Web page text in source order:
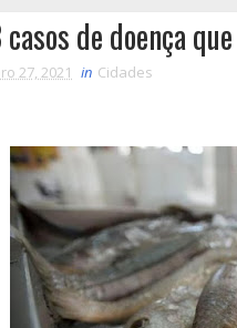
de doença
27, 2021 in Cidades